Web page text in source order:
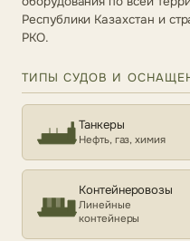
Республики Казахстан и
РКО.
ТИПЫ СУДОВ И
Танкеры
Нефть, газ, химия
Контейнеровозы
Линейные
контейнеры